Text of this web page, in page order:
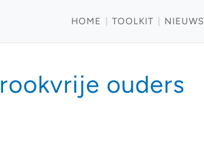
HOME TOOLKIT NIEUWS
rookvrije ouders